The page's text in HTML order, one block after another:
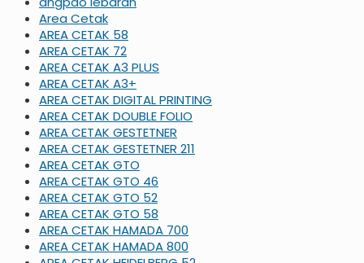
Area Cetak
AREA CETAK 58
AREA CETAK 72
AREA CETAK A3 PLUS
AREA CETAK A3+
AREA CETAK DIGITAL PRINTING
AREA CETAK DOUBLE FOLIO
AREA CETAK GESTETNER
AREA CETAK GESTETNER 211
AREA CETAK GTO
AREA CETAK GTO 46
AREA CETAK GTO 52
AREA CETAK GTO 58
AREA CETAK HAMADA 700
AREA CETAK HAMADA 800